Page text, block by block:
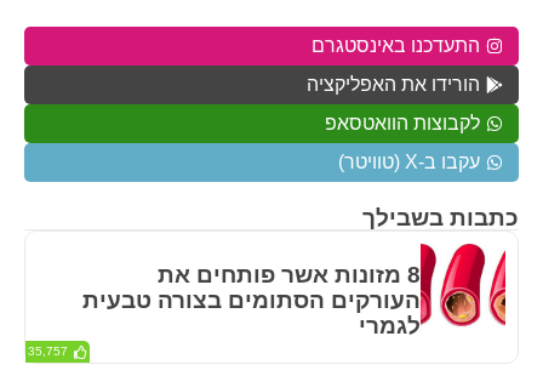
כתבות בשבילך
8 מזונות אשר פותחים את
העורקים הסתומים בצורה טבעית
לגמרי
35,757
התעדכנו באינסטגרם
הורידו את האפליקציה
לקבוצות הוואטסאפ
עקבו ב-X (טוויטר)